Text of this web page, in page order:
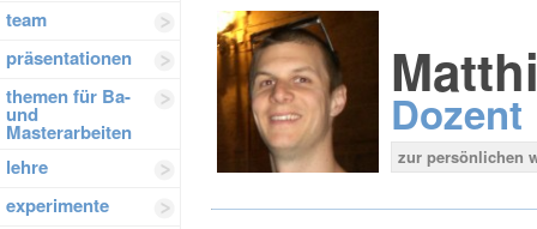
team
präsentationen
themen für Ba-
und
Masterarbeiten
lehre
experimente
Dozent
zur persönlichen